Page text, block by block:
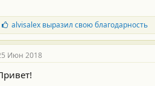
Б
л
а
г
о
д
а
alvisalexвыразил свою благодарность
Июн 2018